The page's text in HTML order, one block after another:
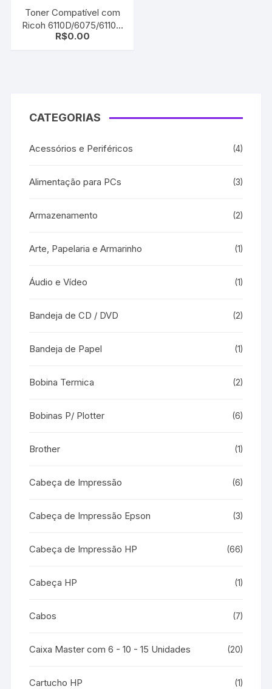
Toner Compatível com
Ricoh 6110D/6075/6110D
Black Aficio 1060 | MP
R$0.00
CATEGORIAS
Acessórios e Periféricos (4)
Alimentação para PCs (3)
Armazenamento (2)
Arte, Papelaria e Armarinho (1)
Áudio e Vídeo (1)
Bandeja de CD / DVD (2)
Bandeja de Papel (1)
Bobina Termica (2)
Bobinas P/ Plotter (6)
Brother (1)
Cabeça de Impressão (6)
Cabeça de Impressão Epson (3)
Cabeça de Impressão HP (66)
Cabeça HP (1)
Cabos (7)
Caixa Master com 6 - 10 - 15 Unidades (20)
Cartucho HP (1)